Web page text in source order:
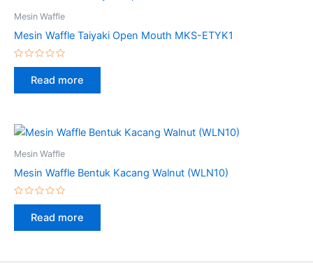
Mesin Waffle
Mesin Waffle Taiyaki Open Mouth MKS-ETYK1
Rated
Read more
Mesin Waffle
Mesin Waffle Bentuk Kacang Walnut (WLN10)
Rated
Read more